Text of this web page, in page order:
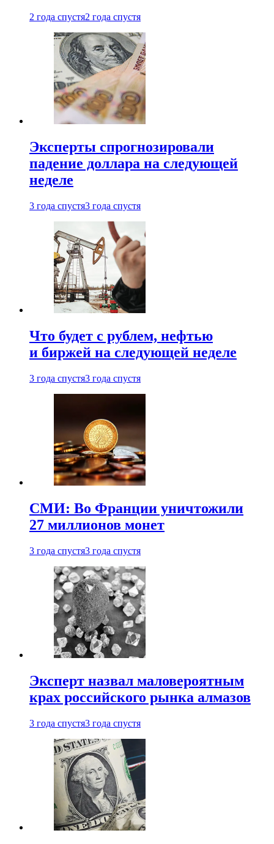
2 года спустя2 года спустя
Эксперты спрогнозировали
падение доллара на следующей
неделе
3 года спустя3 года спустя
Что будет с рублем, нефтью
и биржей на следующей неделе
3 года спустя3 года спустя
СМИ: Во Франции уничтожили
27 миллионов монет
3 года спустя3 года спустя
Эксперт назвал маловероятным
крах российского рынка алмазов
3 года спустя3 года спустя